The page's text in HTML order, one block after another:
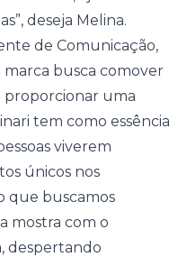
deseja Melina.
de Comunicação,
marca busca comover
proporcionar uma
tem como essência
viverem
únicos nos
que buscamos
mostra com o
despertando